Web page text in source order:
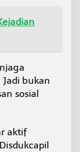
bukan
sosial
aktif